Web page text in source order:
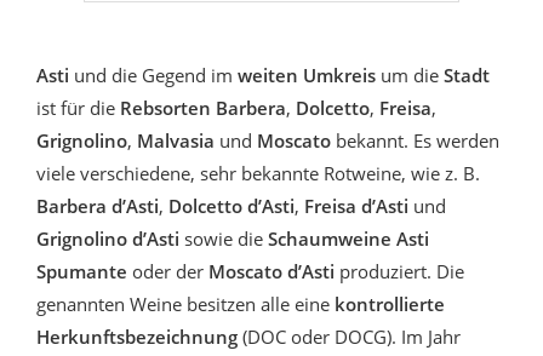
Asti und die Gegend im weiten Umkreis um die Stadt
ist für die Rebsorten Barbera, Dolcetto, Freisa,
Grignolino, Malvasia und Moscato bekannt. Es werden
viele verschiedene, sehr bekannte Rotweine, wie z. B.
Barbera d’Asti, Dolcetto d’Asti, Freisa d’Asti und
Grignolino d’Asti sowie die Schaumweine Asti
Spumante oder der Moscato d’Asti produziert. Die
genannten Weine besitzen alle eine kontrollierte
Herkunftsbezeichnung (DOC oder DOCG). Im Jahr